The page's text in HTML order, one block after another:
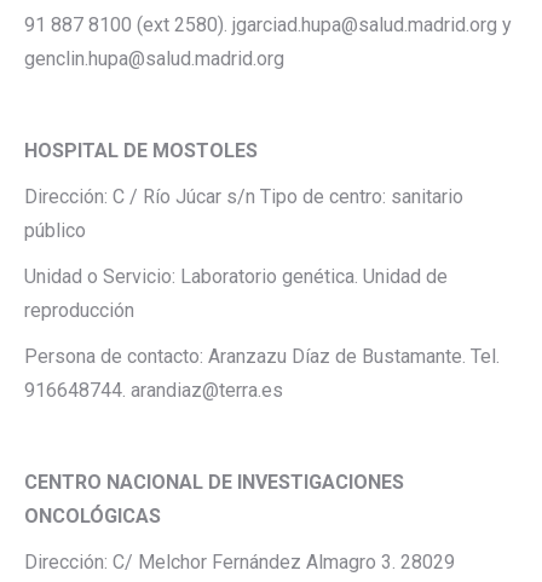
91 887 8100 (ext 2580). jgarciad.hupa@salud.madrid.org y
genclin.hupa@salud.madrid.org
HOSPITAL DE MOSTOLES
Dirección: C / Río Júcar s/n Tipo de centro: sanitario
público
Unidad o Servicio: Laboratorio genética. Unidad de
reproducción
Persona de contacto: Aranzazu Díaz de Bustamante. Tel.
916648744. arandiaz@terra.es
CENTRO NACIONAL DE INVESTIGACIONES
ONCOLÓGICAS
Dirección: C/ Melchor Fernández Almagro 3. 28029